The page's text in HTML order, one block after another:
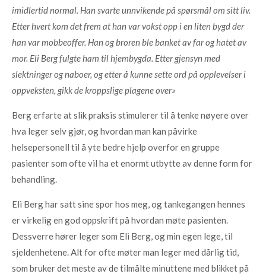
imidlertid normal. Han svarte unnvikende på spørsmål om sitt liv.
Etter hvert kom det frem at han var vokst opp i en liten bygd der
han var mobbeoffer. Han og broren ble banket av far og hatet av
mor. Eli Berg fulgte ham til hjembygda. Etter gjensyn med
slektninger og naboer, og etter å kunne sette ord på opplevelser i
oppveksten, gikk de kroppslige plagene over»
Berg erfarte at slik praksis stimulerer til å tenke nøyere over
hva leger selv gjør, og hvordan man kan påvirke
helsepersonell til å yte bedre hjelp overfor en gruppe
pasienter som ofte vil ha et enormt utbytte av denne form for
behandling.
Eli Berg har satt sine spor hos meg, og tankegangen hennes
er virkelig en god oppskrift på hvordan møte pasienten.
Dessverre hører leger som Eli Berg, og min egen lege, til
sjeldenhetene. Alt for ofte møter man leger med dårlig tid,
som bruker det meste av de tilmålte minuttene med blikket på